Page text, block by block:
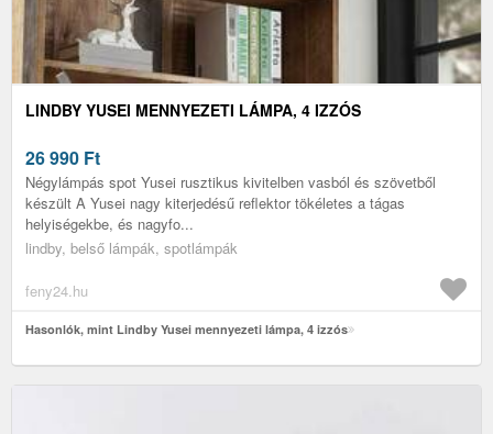
LINDBY YUSEI MENNYEZETI LÁMPA, 4 IZZÓS
26 990 Ft
Négylámpás spot Yusei rusztikus kivitelben vasból és szövetből
készült A Yusei nagy kiterjedésű reflektor tökéletes a tágas
helyiségekbe, és nagyfo...
lindby, belső lámpák, spotlámpák
feny24.hu
Hasonlók, mint Lindby Yusei mennyezeti lámpa, 4 izzós